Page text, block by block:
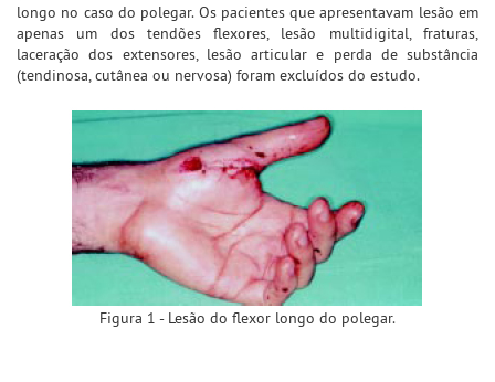
longo no caso do polegar. Os pacientes que apresentavam lesão em
apenas um dos tendões flexores, lesão multidigital, fraturas,
laceração dos extensores, lesão articular e perda de substância
(tendinosa, cutânea ou nervosa) foram excluídos do estudo.
Figura 1 - Lesão do flexor longo do polegar.